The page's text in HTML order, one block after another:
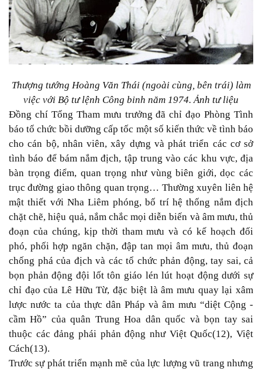
Thượng tướng Hoàng Văn Thái (ngoài cùng, bên trái) làm
việc với Bộ tư lệnh Công binh năm 1974. Ảnh tư liệu
Đồng chí Tổng Tham mưu trưởng đã chỉ đạo Phòng Tình
báo tổ chức bồi dưỡng cấp tốc một số kiến thức về tình báo
cho cán bộ, nhân viên, xây dựng và phát triển các cơ sở
tình báo để bám nắm địch, tập trung vào các khu vực, địa
bàn trọng điểm, quan trọng như vùng biên giới, dọc các
trục đường giao thông quan trọng… Thường xuyên liên hệ
mật thiết với Nha Liêm phóng, bố trí hệ thống nắm địch
chặt chẽ, hiệu quả, nắm chắc mọi diễn biến và âm mưu, thủ
đoạn của chúng, kịp thời tham mưu và có kế hoạch đối
phó, phối hợp ngăn chặn, đập tan mọi âm mưu, thủ đoạn
chống phá của địch và các tổ chức phản động, tay sai, cả
bọn phản động đội lốt tôn giáo lén lút hoạt động dưới sự
chỉ đạo của Lê Hữu Từ, đặc biệt là âm mưu quay lại xâm
lược nước ta của thực dân Pháp và âm mưu “diệt Cộng -
cầm Hồ” của quân Trung Hoa dân quốc và bọn tay sai
thuộc các đảng phái phản động như Việt Quốc(12), Việt
Cách(13).
Trước sự phát triển mạnh mẽ của lực lượng vũ trang nhưng